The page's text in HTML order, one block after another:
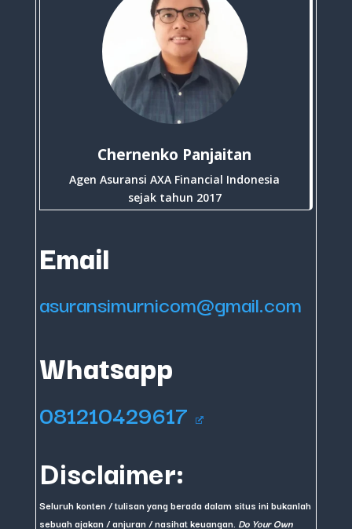
Chernenko Panjaitan
Agen Asuransi AXA Financial Indonesia
sejak tahun 2017
Email
asuransimurnicom@gmail.com
Whatsapp
081210429617
Disclaimer:
Seluruh konten / tulisan yang berada dalam situs ini bukanlah
sebuah ajakan / anjuran / nasihat keuangan. Do Your Own